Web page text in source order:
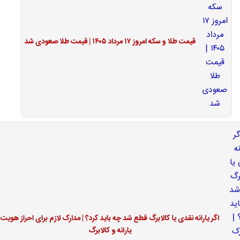
قیمت طلا و سکه امروز ۱۷ مرداد ۱۴۰۵ | قیمت طلا صعودی شد
اگر یارانه نقدی یا کالابرگ قطع شد چه باید کرد؟ | مدارک لازم برای احراز هویت
یارانه و کالابرگ